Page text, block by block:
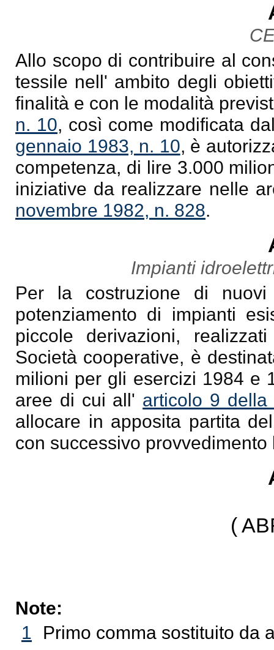
Allo scopo di contribuire al
tessile nell' ambito degli
finalità e con le modalità
n. 10, così come modificata
gennaio 1983, n. 10, è
competenza, di lire 3.000
iniziative da realizzare nelle
novembre 1982, n. 828.
Impianti
Per la costruzione di
potenziamento di impianti
piccole derivazioni,
Società cooperative, è
milioni per gli esercizi 1984 e
aree di cui all' articolo 9
allocare in apposita partita
con successivo provvedimento
(
Note:
1
Primo comma sostituito da